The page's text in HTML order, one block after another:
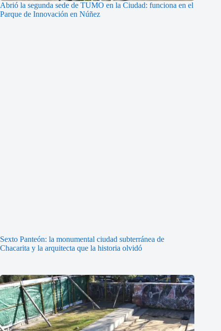
Abrió la segunda sede de TUMO en la Ciudad: funciona en el
Parque de Innovación en Núñez
Sexto Panteón: la monumental ciudad subterránea de
Chacarita y la arquitecta que la historia olvidó